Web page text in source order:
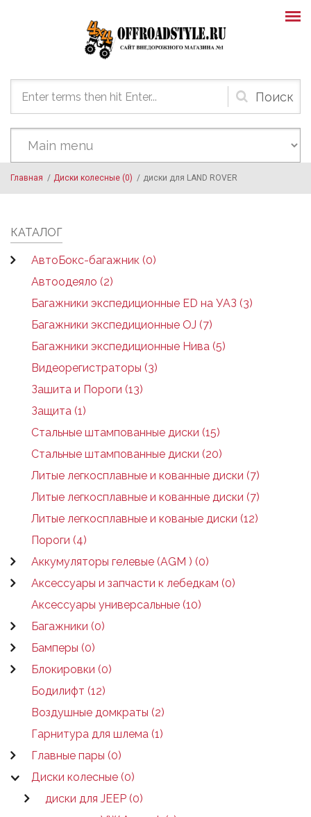
Форма
поиска
Главная / Диски колесные (0) / диски для LAND ROVER
КАТАЛОГ
АвтоБокс-багажник (0)
Автоодеяло (2)
Багажники экспедиционные ED на УАЗ (3)
Багажники экспедиционные OJ (7)
Багажники экспедиционные Нива (5)
Видеорегистраторы (3)
Зашита и Пороги (13)
Защита (1)
Стальные штампованные диски (15)
Стальные штампованные диски (20)
Литые легкосплавные и кованные диски (7)
Литые легкосплавные и кованные диски (7)
Литые легкосплавные и кованые диски (12)
Пороги (4)
Аккумуляторы гелевые (AGM ) (0)
Аксессуары и запчасти к лебедкам (0)
Аксессуары универсальные (10)
Багажники (0)
Бамперы (0)
Блокировки (0)
Бодилифт (12)
Воздушные домкраты (2)
Гарнитура для шлема (1)
Главные пары (0)
Диски колесные (0)
диски для JEEP (0)